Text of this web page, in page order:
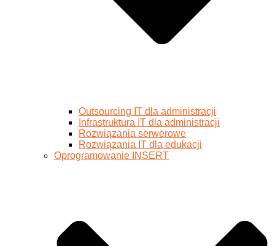
Outsourcing IT dla administracji
Infrastruktura IT dla administracji
Rozwiązania serwerowe
Rozwiązania IT dla edukacji
Oprogramowanie INSERT